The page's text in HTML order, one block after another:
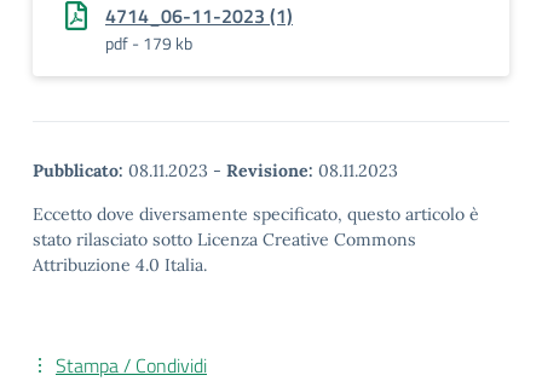
4714_06-11-2023 (1)
pdf - 179 kb
Pubblicato: 08.11.2023 - Revisione: 08.11.2023
Eccetto dove diversamente specificato, questo articolo è
stato rilasciato sotto Licenza Creative Commons
Attribuzione 4.0 Italia.
Stampa / Condividi